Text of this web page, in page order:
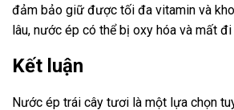
đảm bảo giữ được tối đa vitamin và
lâu, nước ép có thể bị oxy hóa và mất
Kết luận
Nước ép trái cây tươi là một lựa chọn